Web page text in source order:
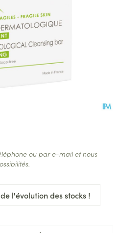
l'évolution des stocks !
ou par e-mail et nous